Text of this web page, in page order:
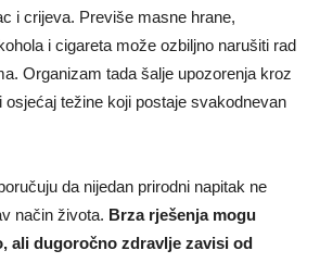
i crijeva. Previše masne hrane,
i cigareta može ozbiljno narušiti rad
Organizam tada šalje upozorenja kroz
osjećaj težine koji postaje svakodnevan
da nijedan prirodni napitak ne
način života. Brza rješenja mogu
ali dugoročno zdravlje zavisi od